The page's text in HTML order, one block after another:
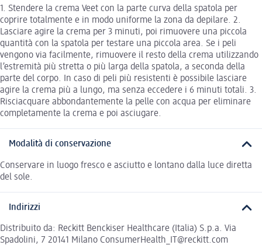
1. Stendere la crema Veet con la parte curva della spatola per
coprire totalmente e in modo uniforme la zona da depilare. 2.
Lasciare agire la crema per 3 minuti, poi rimuovere una piccola
quantità con la spatola per testare una piccola area. Se i peli
vengono via facilmente, rimuovere il resto della crema utilizzando
l’estremità più stretta o più larga della spatola, a seconda della
parte del corpo. In caso di peli più resistenti è possibile lasciare
agire la crema più a lungo, ma senza eccedere i 6 minuti totali. 3.
Risciacquare abbondantemente la pelle con acqua per eliminare
completamente la crema e poi asciugare.
Modalità di conservazione
Conservare in luogo fresco e asciutto e lontano dalla luce diretta
del sole.
Indirizzi
Distribuito da: Reckitt Benckiser Healthcare (Italia) S.p.a. Via
Spadolini, 7 20141 Milano ConsumerHealth_IT@reckitt.com